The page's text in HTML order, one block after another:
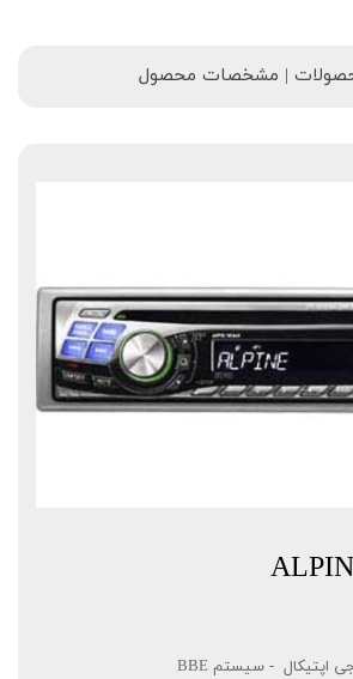
| مشخصات محصول